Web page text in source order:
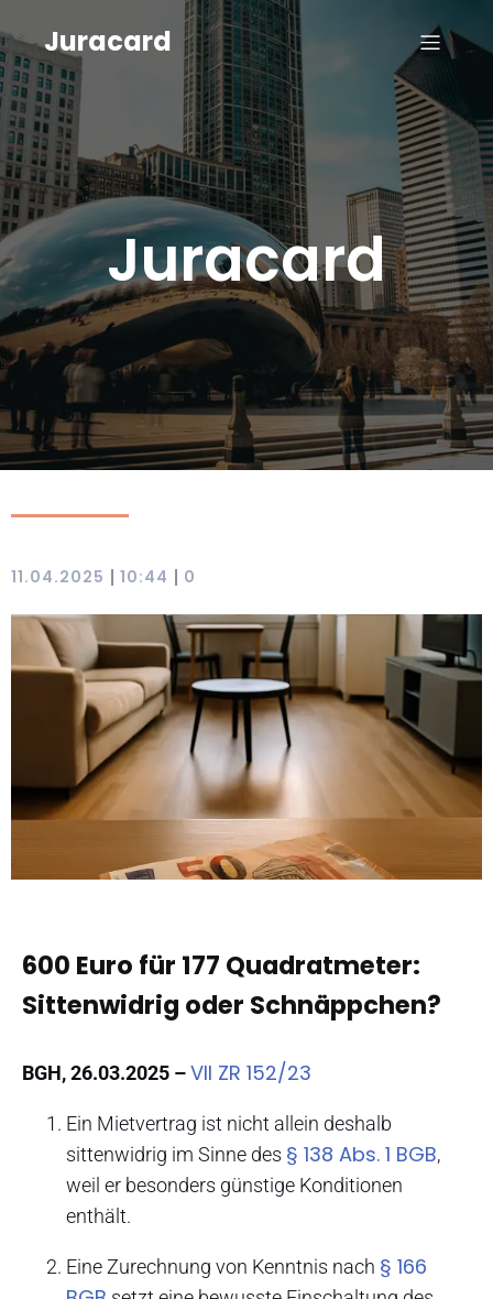
Juracard
Juracard
11.04.2025 | 10:44 | 0
600 Euro für 177 Quadratmeter:
Sittenwidrig oder Schnäppchen?
BGH, 26.03.2025 –VII ZR 152/23
Ein Mietvertrag ist nicht allein deshalb
sittenwidrig im Sinne des § 138 Abs. 1 BGB,
weil er besonders günstige Konditionen
enthält.
Eine Zurechnung von Kenntnis nach § 166